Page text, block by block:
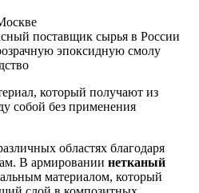
поставщик сырья в России
эпоксидную смолу
который получают из
собой без применения
областях благодаря
В армировании нетканый
материалом, который